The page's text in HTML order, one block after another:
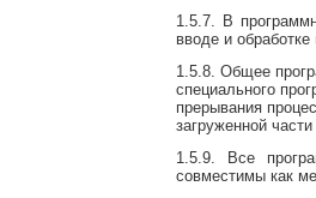
1.5.7. В
вводе и
1.5.8. Общее
специального
прерывания
загруженной
1.5.9. Все
совместимы как